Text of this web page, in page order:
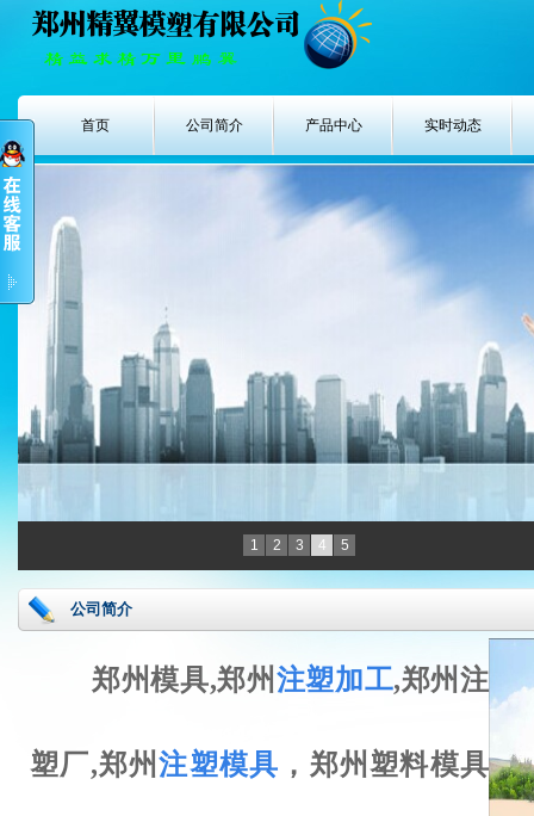
首页 公司简介 产品中心 实时动态
1 2 3 4 5
公司简介
郑州模具,郑州注塑加工,郑州注
塑厂,郑州注塑模具 ，郑州塑料模具